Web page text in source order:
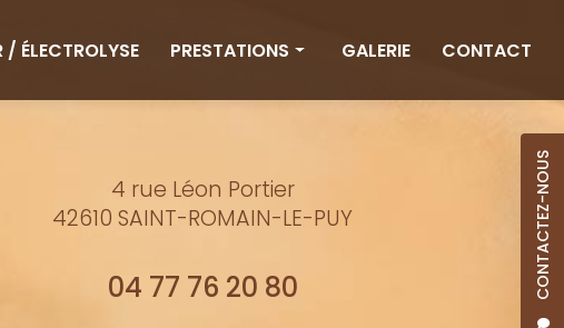
CONTACTEZ-NOUS
/ ÉLECTROLYSE PRESTATIONS
Minceur
Bienfaits de l'eau
GALERIE CONTACT
4 rue Léon Portier
42610 SAINT-ROMAIN-LE-PUY
04 77 76 20 80